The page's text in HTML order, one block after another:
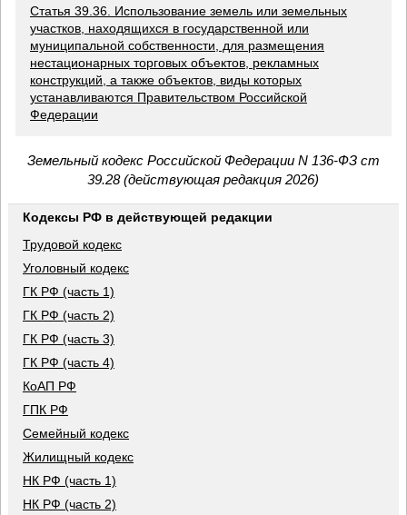
Статья 39.36. Использование земель или земельных
участков, находящихся в государственной или
муниципальной собственности, для размещения
нестационарных торговых объектов, рекламных
конструкций, а также объектов, виды которых
устанавливаются Правительством Российской
Федерации
Земельный кодекс Российской Федерации N 136-ФЗ ст
39.28 (действующая редакция 2026)
Кодексы РФ в действующей редакции
Трудовой кодекс
Уголовный кодекс
ГК РФ (часть 1)
ГК РФ (часть 2)
ГК РФ (часть 3)
ГК РФ (часть 4)
КоАП РФ
ГПК РФ
Семейный кодекс
Жилищный кодекс
НК РФ (часть 1)
НК РФ (часть 2)